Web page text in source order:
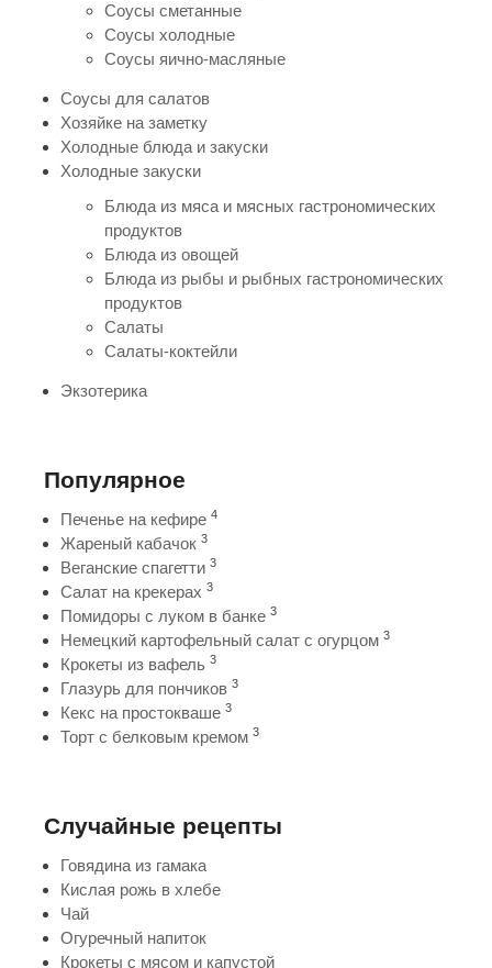
Соусы сметанные
Соусы холодные
Соусы яично-масляные
Соусы для салатов
Хозяйке на заметку
Холодные блюда и закуски
Холодные закуски
Блюда из мяса и мясных гастрономических
продуктов
Блюда из овощей
Блюда из рыбы и рыбных гастрономических
продуктов
Салаты
Салаты-коктейли
Экзотерика
Популярное
Печенье на кефире 4
Жареный кабачок 3
Веганские спагетти 3
Салат на крекерах 3
Помидоры с луком в банке 3
Немецкий картофельный салат с огурцом 3
Крокеты из вафель 3
Глазурь для пончиков 3
Кекс на простокваше 3
Торт с белковым кремом 3
Случайные рецепты
Говядина из гамака
Кислая рожь в хлебе
Чай
Огуречный напиток
Крокеты с мясом и капустой